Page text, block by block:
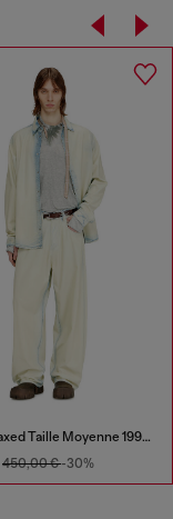
Jeans Relaxed Taille Moyenne 1997 D-Enim-M
450,00 €-30%